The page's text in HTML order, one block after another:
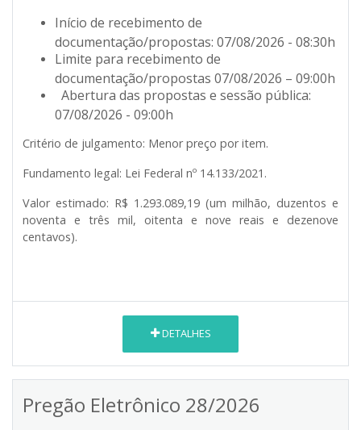
Início de recebimento de
documentação/propostas: 07/08/2026 - 08:30h
Limite para recebimento de
documentação/propostas 07/08/2026 – 09:00h
Abertura das propostas e sessão pública:
07/08/2026 - 09:00h
Critério de julgamento: Menor preço por item.
Fundamento legal: Lei Federal nº 14.133/2021.
Valor estimado: R$ 1.293.089,19 (um milhão, duzentos e
noventa e três mil, oitenta e nove reais e dezenove
centavos).
DETALHES
Pregão Eletrônico 28/2026